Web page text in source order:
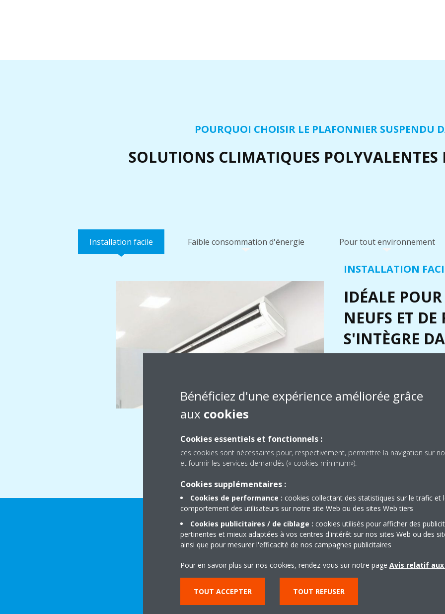
POURQUOI CHOISIR LE PLAFONNIER SUSPENDU
SOLUTIONS CLIMATIQUES POLYVALENTES
Installation facile Faible consommation d'énergie Pour tout environnement
INSTALLATION
IDÉALE POUR
NEUFS ET
S'INTÈGRE
ET LES
rénovation. Peut être monté
espaces étroits, car il ne
AVANTAGES DU PLAFONNIER SUSPENDU
ÉCOLOGIQUE ET HAUTE
Bénéficiez d'une expérience améliorée grâce
aux cookies
Cookies essentiels et fonctionnels :
ces cookies sont nécessaires pour, respectivement, permettre la navigation sur
et fournir les services demandés (« cookies minimum»).
Cookies supplémentaires :
Cookies de performance : cookies collectant des statistiques sur le trafic et
comportement des utilisateurs sur notre site Web ou des sites Web tiers
Cookies publicitaires / de ciblage : cookies utilisés pour afficher des
pertinentes et mieux adaptées à vos centres d'intérêt sur nos sites Web ou des
ainsi que pour mesurer l'efficacité de nos campagnes publicitaires
Pour en savoir plus sur nos cookies, rendez-vous sur notre page Avis relatif
TOUT ACCEPTER TOUT REFUSER